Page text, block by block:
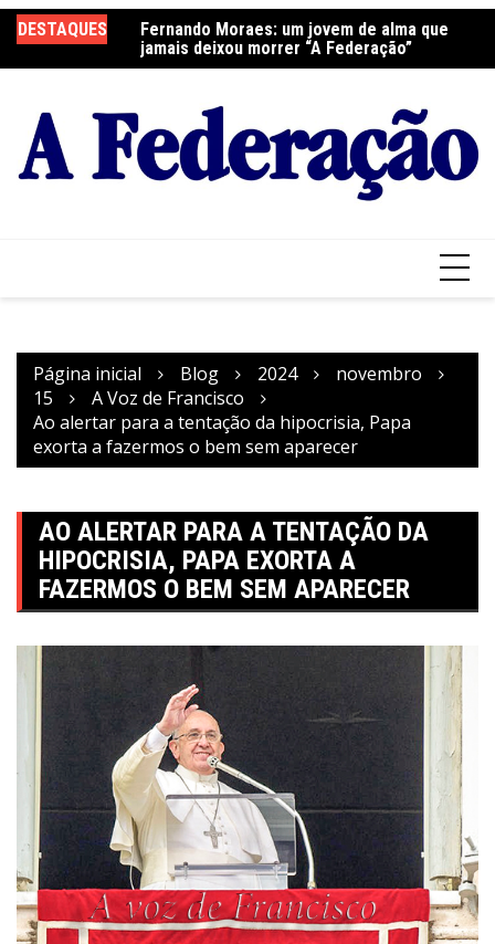
para
o
DESTAQUES
Fernando Moraes: um jovem de alma que
jamais deixou morrer “A Federação”
Curso Oração e Vida na Paróquia São José
Página inicial Blog 2024
novembro
15
A Voz de Francisco
Ao alertar para a tentação da hipocrisia, Papa
exorta a fazermos o bem sem aparecer
AO ALERTAR PARA A TENTAÇÃO DA
HIPOCRISIA, PAPA EXORTA A
FAZERMOS O BEM SEM APARECER